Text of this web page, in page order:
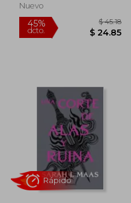
Rápido
Nuevo